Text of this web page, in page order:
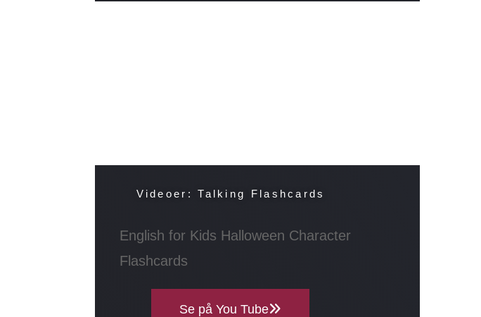
Videoer: Talking Flashcards
English for Kids Halloween Character
Flashcards
Se på You Tube